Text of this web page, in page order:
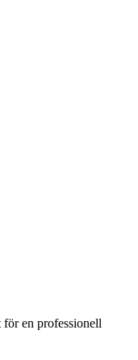
för en professionell